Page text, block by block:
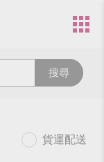
搜尋
貨運配送